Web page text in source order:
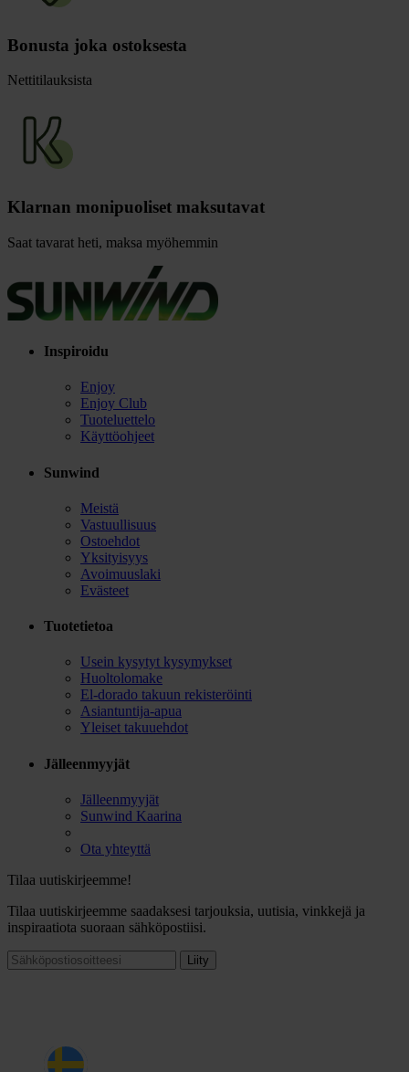
Bonusta joka ostoksesta
Nettitilauksista
Klarnan monipuoliset maksutavat
Saat tavarat heti, maksa myöhemmin
Inspiroidu
Enjoy
Enjoy Club
Tuoteluettelo
Käyttöohjeet
Sunwind
Meistä
Vastuullisuus
Ostoehdot
Yksityisyys
Avoimuuslaki
Evästeet
Tuotetietoa
Usein kysytyt kysymykset
Huoltolomake
El-dorado takuun rekisteröinti
Asiantuntija-apua
Yleiset takuuehdot
Jälleenmyyjät
Jälleenmyyjät
Sunwind Kaarina
Ota yhteyttä
Tilaa uutiskirjeemme!
Tilaa uutiskirjeemme saadaksesi tarjouksia, uutisia, vinkkejä ja
inspiraatiota suoraan sähköpostiisi.
Liity